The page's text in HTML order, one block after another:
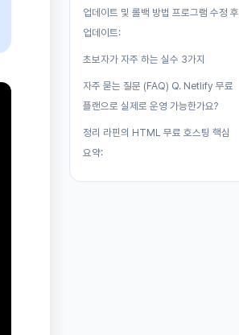
업데이트 및 롤백 방법 프로그램 수정 후
업데이트:
초보자가 자주 하는 실수 3가지
자주 묻는 질문 (FAQ) Q. Netlify 무료
플랜으로 실제로 운영 가능한가요?
정리 라핀의 HTML 무료 호스팅 핵심
요약: